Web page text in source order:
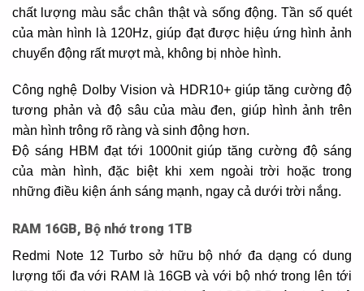
chất lượng màu sắc chân thật và sống động. Tần số quét
của màn hình là 120Hz, giúp đạt được hiệu ứng hình ảnh
chuyển động rất mượt mà, không bị nhòe hình.
Công nghệ Dolby Vision và HDR10+ giúp tăng cường độ
tương phản và độ sâu của màu đen, giúp hình ảnh trên
màn hình trông rõ ràng và sinh động hơn.
Độ sáng HBM đạt tới 1000nit giúp tăng cường độ sáng
của màn hình, đặc biệt khi xem ngoài trời hoặc trong
những điều kiện ánh sáng mạnh, ngay cả dưới trời nắng.
RAM 16GB, Bộ nhớ trong 1TB
Redmi Note 12 Turbo sở hữu bộ nhớ đa dạng có dung
lượng tối đa với RAM là 16GB và với bộ nhớ trong lên tới